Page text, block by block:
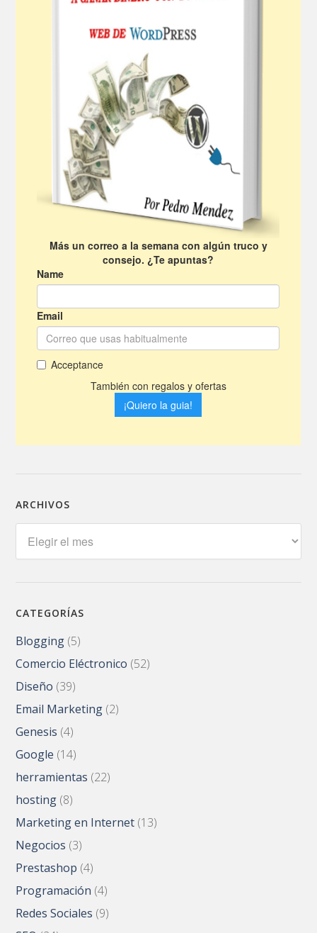
ARCHIVOS
CATEGORÍAS
Blogging (5)
Comercio Eléctronico (52)
Diseño (39)
Email Marketing (2)
Genesis (4)
Google (14)
herramientas (22)
hosting (8)
Marketing en Internet (13)
Negocios (3)
Prestashop (4)
Programación (4)
Redes Sociales (9)